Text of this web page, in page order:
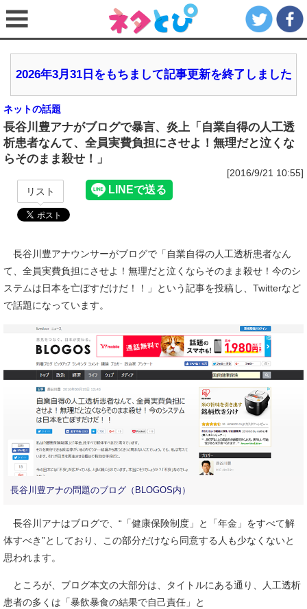
2026年3月31日をもちまして記事更新を終了しました
ネットの話題
長谷川豊アナがブログで暴言、炎上「自業自得の人工透
析患者なんて、全員実費負担にさせよ！無理だと泣くな
らそのまま殺せ！」
[2016/9/21 10:55]
リスト
長谷川豊アナウンサーがブログで「自業自得の人工透析患者なん
て、全員実費負担にさせよ！無理だと泣くならそのまま殺せ！今のシ
ステムは日本を亡ぼすだけだ！！」という記事を投稿し、Twitterなど
で話題になっています。
長谷川豊アナの問題のブログ（BLOGOS内）
長谷川アナはブログで、“「健康保険制度」と「年金」をすべて解
体すべき”としており、この部分だけなら同意する人も少なくないと
思われます。
ところが、ブログ本文の大部分は、タイトルにある通り、人工透析
患者の多くは「暴飲暴食の結果で自己責任」と